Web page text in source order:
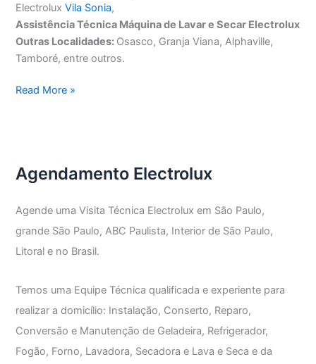
ElectroluxVila Sonia,
Assistência Técnica Máquina de Lavar e Secar Electrolux
Outras Localidades: Osasco, Granja Viana, Alphaville,
Tamboré, entre outros.
Assistência
e
Read More »
Agendamento Electrolux
Agende uma Visita Técnica Electrolux em São Paulo,
grande São Paulo, ABC Paulista, Interior de São Paulo,
Litoral e no Brasil.
Temos uma Equipe Técnica qualificada e experiente para
realizar a domicílio: Instalação, Conserto, Reparo,
Conversão e Manutenção de Geladeira, Refrigerador,
Fogão, Forno, Lavadora, Secadora e Lava e Seca e da